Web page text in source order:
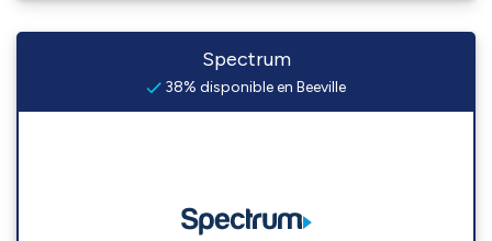
Spectrum
38% disponible en Beeville